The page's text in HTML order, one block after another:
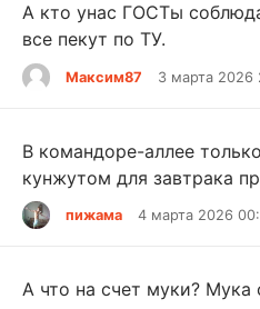
А кто унас ГОСТы
все пекут по ТУ.
Максим87 3 марта 2026
В командоре-аллее
кунжутом для завтрака
пижама 4 марта 2026
А что на счет муки? Мука